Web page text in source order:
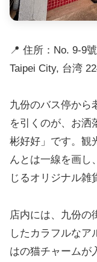
📍 住所：No. 9-9
Taipei City, 台湾
九份のバス停から
を引くのが、お洒
彬好好」です。観
んとは一線を画し
じるオリジナル雑
店内には、九份の
したカラフルなア
はの猫チャームが